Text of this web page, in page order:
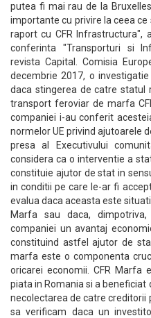
putea fi mai rau de la
importante cu privire la ceea ce
raport cu CFR Infrastructura",
conferinta "Transporturi si
revista Capital. Comisia
decembrie 2017, o
daca stingerea de catre statul
transport feroviar de marfa
companiei i-au conferit
normelor UE privind ajutoarele
presa al Executivului
considera ca o interventie a
constituie ajutor de stat in
in conditii pe care le-ar fi
evalua daca aceasta este
Marfa sau daca,
companiei un avantaj
constituind astfel ajutor de
marfa este o componenta
oricarei economii. CFR Marfa
piata in Romania si a beneficiat
necolectarea de catre creditorii
sa verificam daca un